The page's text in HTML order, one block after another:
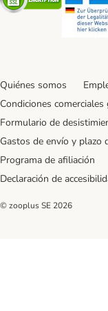
Quiénes somos
Condiciones comerciales
Formulario de
Gastos de envío y plazo
Programa de afiliación
Declaración de
© zooplus SE 2026